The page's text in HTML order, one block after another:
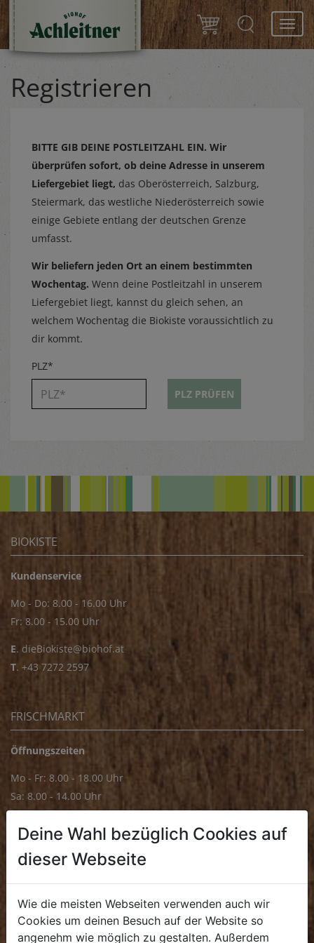
Registrieren
BITTE GIB DEINE POSTLEITZAHL EIN. Wir
überprüfen sofort, ob deine Adresse in unserem
Liefergebiet liegt, das Oberösterreich, Salzburg,
Steiermark, das westliche Niederösterreich sowie
einige Gebiete entlang der deutschen Grenze
umfasst.
Wir beliefern jeden Ort an einem bestimmten
Wochentag. Wenn deine Postleitzahl in unserem
Liefergebiet liegt, kannst du gleich sehen, an
welchem Wochentag die Biokiste voraussichtlich zu
dir kommt.
PLZ*
PLZ PRÜFEN
BIOKISTE
Kundenservice
Mo - Do: 8.00 - 16.00 Uhr
Fr: 8.00 - 15.00 Uhr
E. dieBiokiste@biohof.at
T. +43 7272 2597
FRISCHMARKT
Öffnungszeiten
Mo - Fr: 8.00 - 18.00 Uhr
Sa: 8.00 - 14.00 Uhr
Mo - Fr: 8.00 - 16.00 Uhr
. +43 7272 4859 70
Deine Wahl bezüglich Cookies auf
dieser Webseite
Wie die meisten Webseiten verwenden auch wir
Cookies um deinen Besuch auf der Website so
angenehm wie möglich zu gestalten. Außerdem